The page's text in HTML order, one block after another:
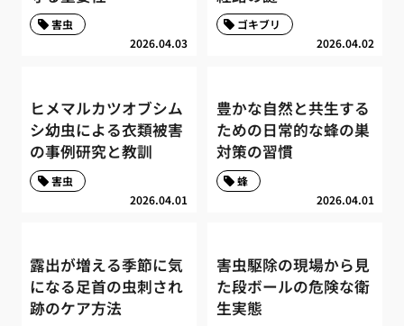
2026.04.03
害虫
2026.04.02
ゴキブリ
ヒメマルカツオブシム
シ幼虫による衣類被害
の事例研究と教訓
2026.04.01
害虫
豊かな自然と共生する
ための日常的な蜂の巣
対策の習慣
2026.04.01
蜂
露出が増える季節に気
になる足首の虫刺され
跡のケア方法
害虫駆除の現場から見
た段ボールの危険な衛
生実態